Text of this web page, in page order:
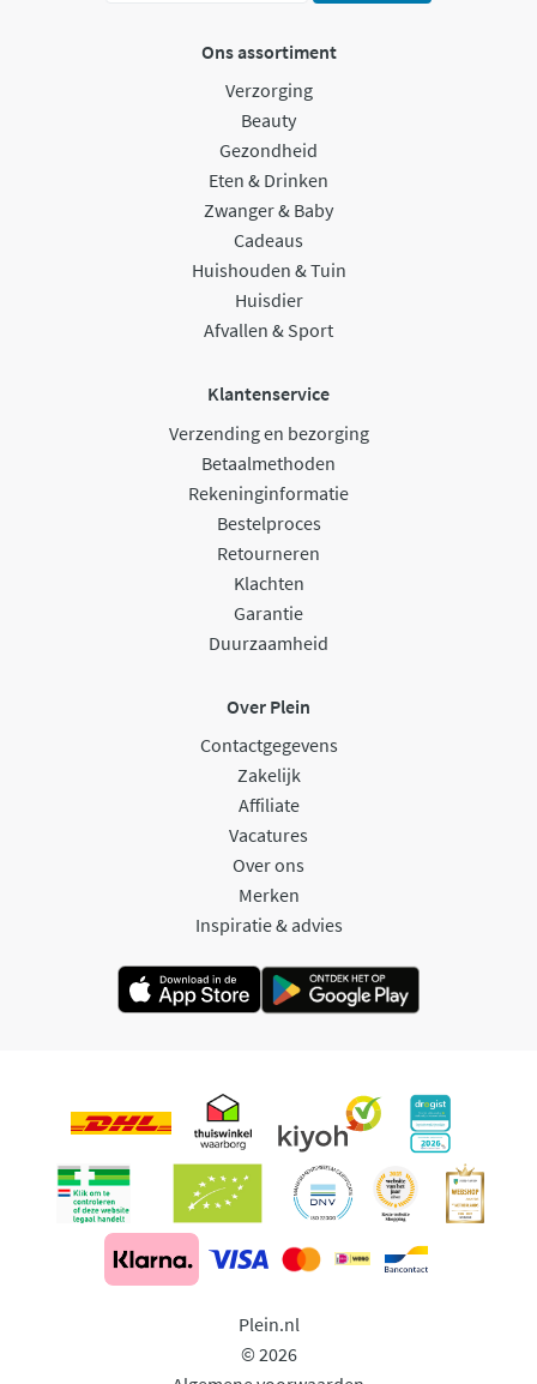
Ons assortiment
Verzorging
Beauty
Gezondheid
Eten & Drinken
Zwanger & Baby
Cadeaus
Huishouden & Tuin
Huisdier
Afvallen & Sport
Klantenservice
Verzending en bezorging
Betaalmethoden
Rekeninginformatie
Bestelproces
Retourneren
Klachten
Garantie
Duurzaamheid
Over Plein
Contactgegevens
Zakelijk
Affiliate
Vacatures
Over ons
Merken
Inspiratie & advies
Plein.nl
© 2026